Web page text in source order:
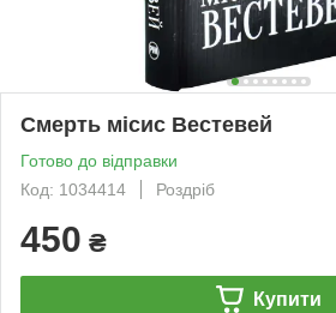
Смерть місис Вестевей
Готово до відправки
Код: 1034414
Роздріб
450 ₴
Купити